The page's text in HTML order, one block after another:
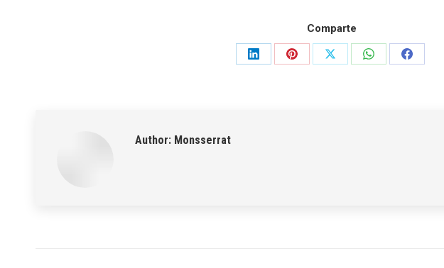
Comparte
Share
Share
Share
Share
Share
Author: Monsserrat